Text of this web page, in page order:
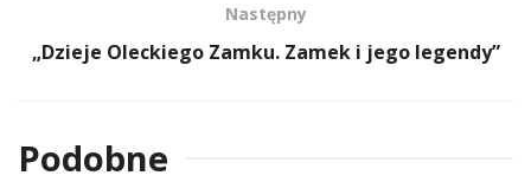
Następny
„Dzieje Oleckiego Zamku. Zamek i jego legendy”
Podobne